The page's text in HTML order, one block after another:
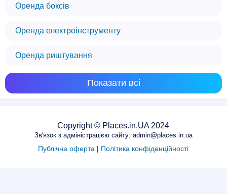
Оренда боксів
Оренда електроінструменту
Оренда риштування
Показати всі
Copyright © Places.in.UA 2024
Зв'язок з адміністрацією сайту: admin@places.in.ua
Публічна оферта | Політика конфіденційності